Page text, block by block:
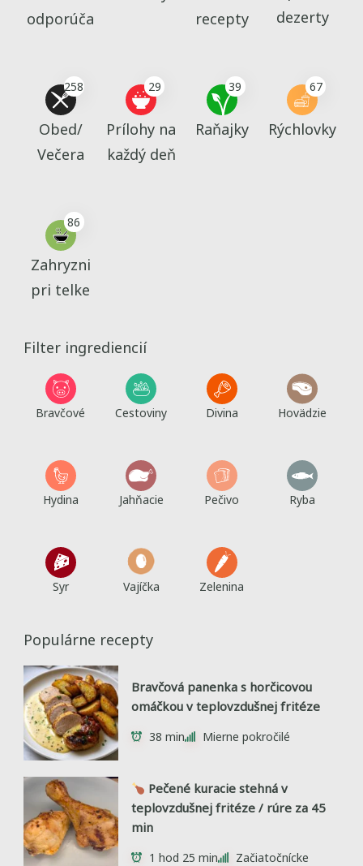
odporúča
recepty
dezerty
258
Obed/
Večera
29
Prílohy na
každý deň
39
Raňajky
67
Rýchlovky
86
Zahryzni
pri telke
Filter ingrediencií
Bravčové Cestoviny Divina Hovädzie
Hydina Jahňacie Pečivo Ryba
Syr Vajíčka Zelenina
Populárne recepty
Bravčová panenka s horčicovou
omáčkou v teplovzdušnej fritéze
38 min Mierne pokročilé
Pečené kuracie stehná v
teplovzdušnej fritéze / rúre za 45
min
1 hod 25 min Začiatočnícke